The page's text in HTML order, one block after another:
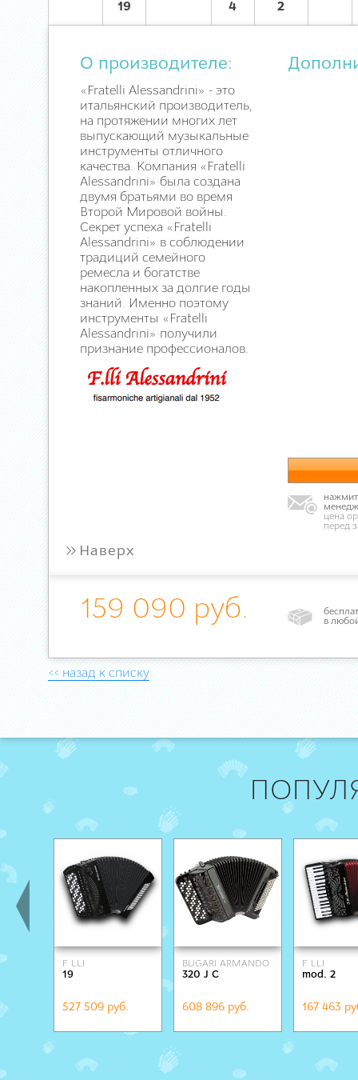
19 4 2
О производителе:
«Fratelli Alessandrini» - это
итальянский производитель,
на протяжении многих лет
выпускающий музыкальные
инструменты отличного
качества. Компания «Fratelli
Alessandrini» была создана
двумя братьями во время
Второй Мировой войны.
Секрет успеха «Fratelli
Alessandrini» в соблюдении
традиций семейного
ремесла и богатстве
накопленных за долгие годы
знаний. Именно поэтому
инструменты «Fratelli
Alessandrini» получили
признание профессионалов.
цена
перед
» Наверх
159 090 руб.
в
<< назад к списку
F. LLI
ALESSANDRINI
19
527 509 руб.
BUGARI ARMANDO
320 J C
608 896 руб.
F. LLI
mod. 2
167 463